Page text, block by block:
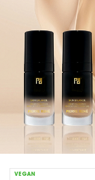
VEGAN